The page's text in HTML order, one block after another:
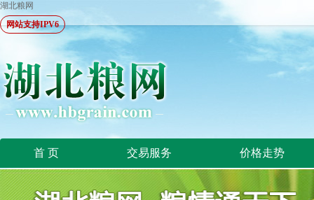
湖北粮网
网站支持IPV6
首 页 交易服务 价格走势